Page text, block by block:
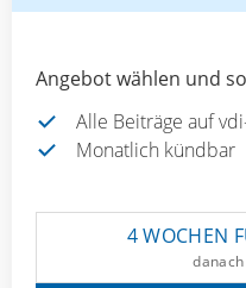
Angebot wählen und
Alle Beiträge auf
Monatlich kündbar
4 WOCHEN